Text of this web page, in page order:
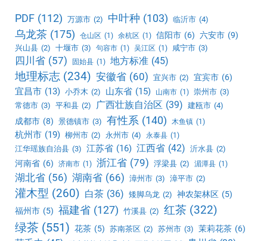
PDF (112) 万源市 (2) 中叶种 (103) 临沂市 (4)
乌龙茶 (175) 仓山区 (1) 余杭区 (1) 信阳市 (6) 六安市 (9)
兴山县 (2) 十堰市 (3) 句容市 (1) 吴江区 (1) 咸宁市 (3)
四川省 (57) 固始县 (1) 地方标准 (45)
地理标志 (234) 安徽省 (60) 宜兴市 (2) 宜宾市 (6)
宜昌市 (13) 小乔木 (2) 山东省 (15) 山南市 (1) 崇州市 (3)
常德市 (3) 平和县 (2) 广西壮族自治区 (39) 建瓯市 (4)
成都市 (8) 景德镇市 (3) 有性系 (140) 木鱼镇 (1)
杭州市 (19) 柳州市 (2) 永州市 (4) 永泰县 (1)
江华瑶族自治县 (3) 江苏省 (16) 江西省 (42) 沂水县 (2)
河南省 (6) 济南市 (1) 浙江省 (79) 浮梁县 (2) 湄潭县 (1)
湖北省 (56) 湖南省 (66) 漳州市 (3) 漳平市 (2)
灌木型 (260) 白茶 (36) 矮脚乌龙 (2) 神农架林区 (5)
福州市 (5) 福建省 (127) 竹溪县 (2) 红茶 (322)
绿茶 (551) 花茶 (5) 苏南茶区 (2) 苏州市 (3) 茉莉花茶 (6)